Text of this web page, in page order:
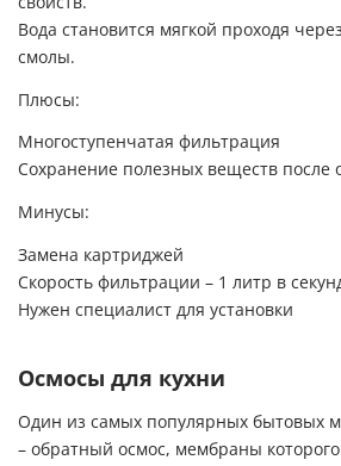
Вода становится мягкой проходя
смолы.
Плюсы:
Многоступенчатая фильтрация
Сохранение полезных веществ после
Минусы:
Замена картриджей
Скорость фильтрации – 1 литр в
Нужен специалист для установки
Осмосы для кухни
Один из самых популярных бытовых
– обратный осмос, мембраны